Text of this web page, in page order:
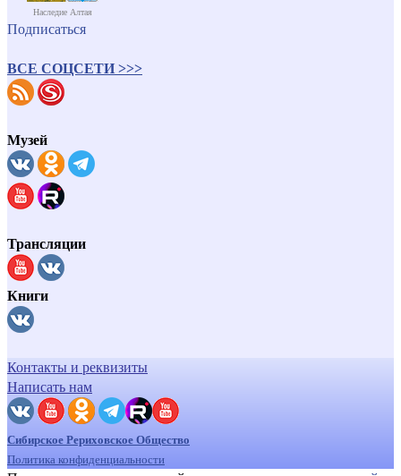
Наследие Алтая
Подписаться
ВСЕ СОЦСЕТИ >>>
Музей
Трансляции
Книги
Контакты и реквизиты
Написать нам
Сибирское Рериховское Общество
Политика конфиденциальности